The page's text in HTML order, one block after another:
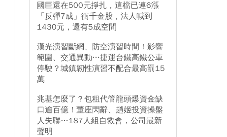
國巨還在500元掙扎，這檔已連6漲
「反彈7成」衝千金股，法人喊到
1430元，還有5成空間
漢光演習斷網、防空演習時間！影響
範圍、交通異動…捷運台鐵高鐵公車
停駛？城鎮韌性演習不配合最高罰15
萬
兆基怎麼了？包租代管龍頭爆資金缺
口逾百億！董座閃辭、趙姬投資操盤
人失聯…187人組自救會，公司最新
聲明